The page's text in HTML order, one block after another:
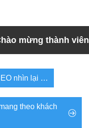
mừng thành viên
nhìn lại …
theo khách